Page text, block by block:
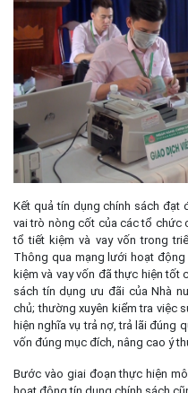
Kết quả tín dụng chính sách đạt
vai trò nòng cốt của các tổ chức
tổ tiết kiệm và vay vốn trong
Thông qua mạng lưới hoạt
kiệm và vay vốn đã thực hiện tốt
sách tín dụng ưu đãi của Nhà
chủ; thường xuyên kiểm tra việc
hiện nghĩa vụ trả nợ, trả lãi đúng
vốn đúng mục đích, nâng cao ý
Bước vào giai đoạn thực hiện